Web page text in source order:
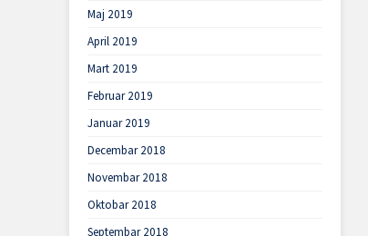
Maj 2019
April 2019
Mart 2019
Februar 2019
Januar 2019
Decembar 2018
Novembar 2018
Oktobar 2018
Septembar 2018